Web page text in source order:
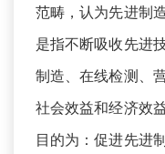
范畴，认为先进制
是指不断吸收先进
制造、在线检测、
社会效益和经济效
目的为：促进先进